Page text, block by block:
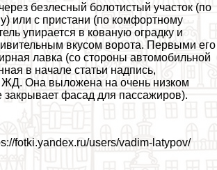
безлесный болотистый участок (по
или с пристани (по комфортному
упирается в кованую оградку и
вкусом ворота. Первыми его
лавка (со стороны автомобильной
в начале статьи надпись,
Она выложена на очень низком
закрывает фасад для пассажиров).
fotki.yandex.ru/users/vadim-latypov/